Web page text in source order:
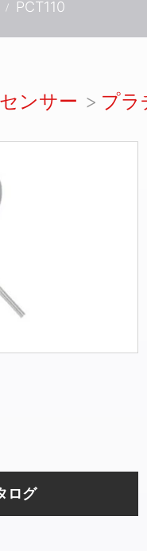
PCT110
ンサー プラ
ログ